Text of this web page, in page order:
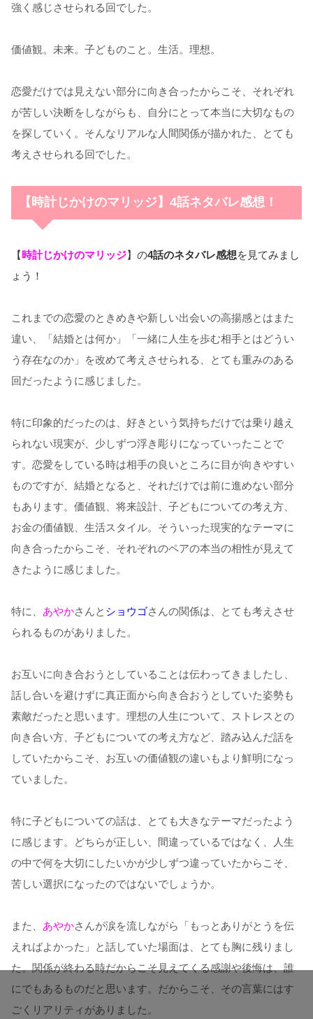
強く感じさせられる回でした。
価値観。未来。子どものこと。生活。理想。
恋愛だけでは見えない部分に向き合ったからこそ、それぞれ
が苦しい決断をしながらも、自分にとって本当に大切なもの
を探していく。そんなリアルな人間関係が描かれた、とても
考えさせられる回でした。
【時計じかけのマリッジ】4話ネタバレ感想！
【時計じかけのマリッジ】の4話のネタバレ感想を見てみまし
ょう！
これまでの恋愛のときめきや新しい出会いの高揚感とはまた
違い、「結婚とは何か」「一緒に人生を歩む相手とはどうい
う存在なのか」を改めて考えさせられる、とても重みのある
回だったように感じました。
特に印象的だったのは、好きという気持ちだけでは乗り越え
られない現実が、少しずつ浮き彫りになっていったことで
す。恋愛をしている時は相手の良いところに目が向きやすい
ものですが、結婚となると、それだけでは前に進めない部分
もあります。価値観、将来設計、子どもについての考え方、
お金の価値観、生活スタイル。そういった現実的なテーマに
向き合ったからこそ、それぞれのペアの本当の相性が見えて
きたように感じました。
特に、 あやかさんと ショウゴさんの関係は、とても考えさせ
られるものがありました。
お互いに向き合おうとしていることは伝わってきましたし、
話し合いを避けずに真正面から向き合おうとしていた姿勢も
素敵だったと思います。理想の人生について、ストレスとの
向き合い方、子どもについての考え方など、踏み込んだ話を
していたからこそ、お互いの価値観の違いもより鮮明になっ
ていました。
特に子どもについての話は、とても大きなテーマだったよう
に感じます。どちらが正しい、間違っているではなく、人生
の中で何を大切にしたいかが少しずつ違っていたからこそ、
苦しい選択になったのではないでしょうか。
また、 あやかさんが涙を流しながら「もっとありがとうを伝
えればよかった」と話していた場面は、とても胸に残りまし
た。関係が終わる時だからこそ見えてくる感謝や後悔は、誰
にでもあるものだと思います。だからこそ、その言葉にはす
ごくリアリティがありました。